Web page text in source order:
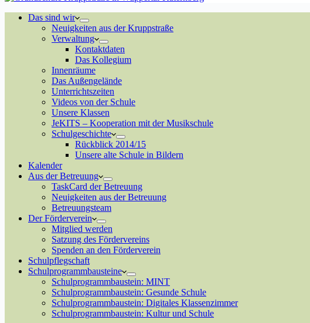
Das sind wir
Neuigkeiten aus der Kruppstraße
Verwaltung
Kontaktdaten
Das Kollegium
Innenräume
Das Außengelände
Unterrichtszeiten
Videos von der Schule
Unsere Klassen
JeKITS – Kooperation mit der Musikschule
Schulgeschichte
Rückblick 2014/15
Unsere alte Schule in Bildern
Kalender
Aus der Betreuung
TaskCard der Betreuung
Neuigkeiten aus der Betreuung
Betreuungsteam
Der Förderverein
Mitglied werden
Satzung des Fördervereins
Spenden an den Förderverein
Schulpflegschaft
Schulprogrammbausteine
Schulprogrammbaustein: MINT
Schulprogrammbaustein: Gesunde Schule
Schulprogrammbaustein: Digitales Klassenzimmer
Schulprogrammbaustein: Kultur und Schule